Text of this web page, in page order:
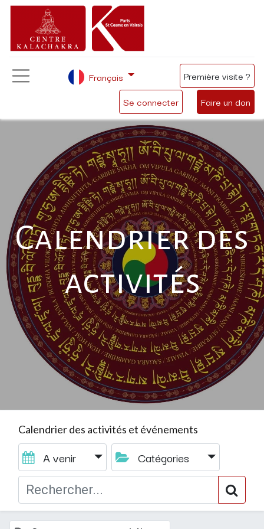
Se connecter Faire un don
Français Première visite ?
Calendrier des
activités
Calendrier des activités et événements
A venir Catégories